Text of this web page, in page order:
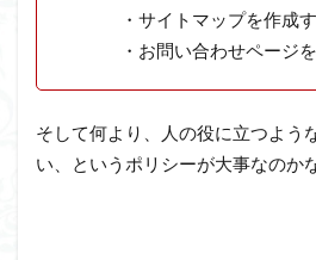
・サイトマップを作成
・お問い合わせページ
そして何より、人の役に立つよう
い、というポリシーが大事なのか